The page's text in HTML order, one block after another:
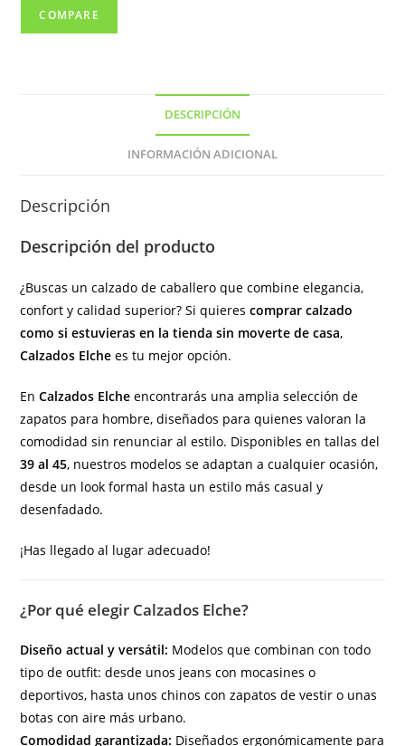
piel
de
COMPARE
DESCRIPCIÓN
INFORMACIÓN ADICIONAL
Descripción
Descripción del producto
¿Buscas un calzado de caballero que combine elegancia,
confort y calidad superior? Si quierescomprar calzado
como si estuvieras en la tienda sin moverte de casa,
Calzados Elche es tu mejor opción.
EnCalzados Elche encontrarás una amplia selección de
zapatos para hombre, diseñados para quienes valoran la
comodidad sin renunciar al estilo. Disponibles en tallas del
39 al 45, nuestros modelos se adaptan a cualquier ocasión,
desde un look formal hasta un estilo más casual y
desenfadado.
¡Has llegado al lugar adecuado!
¿Por qué elegir Calzados Elche?
Diseño actual y versátil: Modelos que combinan con todo
tipo de outfit: desde unos jeans con mocasines o
deportivos, hasta unos chinos con zapatos de vestir o unas
botas con aire más urbano.
Comodidad garantizada: Diseñados ergonómicamente para